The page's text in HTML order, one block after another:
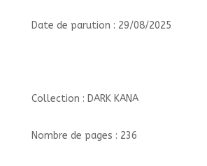
Date de parution : 29/08/2025
Collection : DARK KANA
Nombre de pages : 236